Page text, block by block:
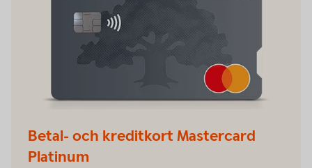
Betal- och kreditkort Mastercard
Platinum